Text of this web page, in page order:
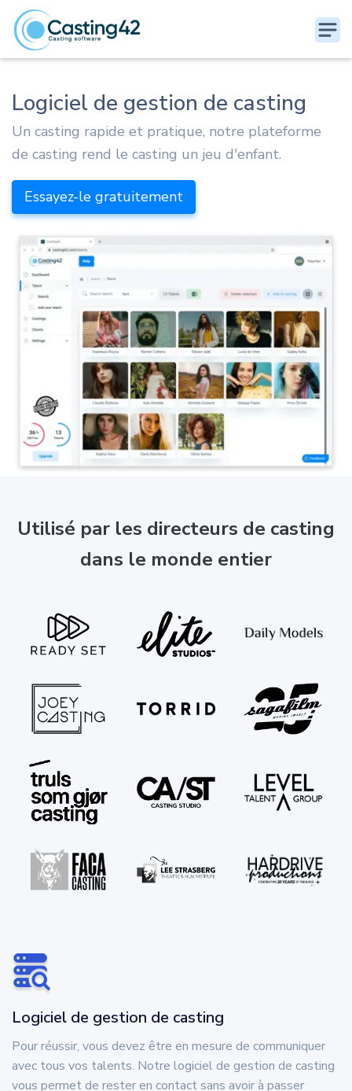
Logiciel de gestion de casting
Un casting rapide et pratique, notre plateforme
de casting rend le casting un jeu d'enfant.
Essayez-le gratuitement
Utilisé par les directeurs de casting
dans le monde entier
Logiciel de gestion de casting
Pour réussir, vous devez être en mesure de communiquer
avec tous vos talents. Notre logiciel de gestion de casting
vous permet de rester en contact sans avoir à passer